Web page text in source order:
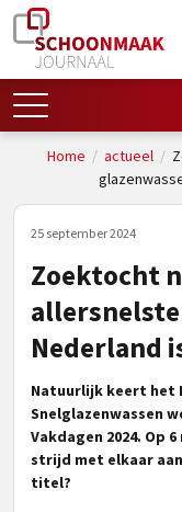
Home / actueel/
25 september 2024
Zoektocht
Nederland
Natuurlijk keert het
Snelglazenwassen
Vakdagen 2024. Op
strijd met elkaar
titel?